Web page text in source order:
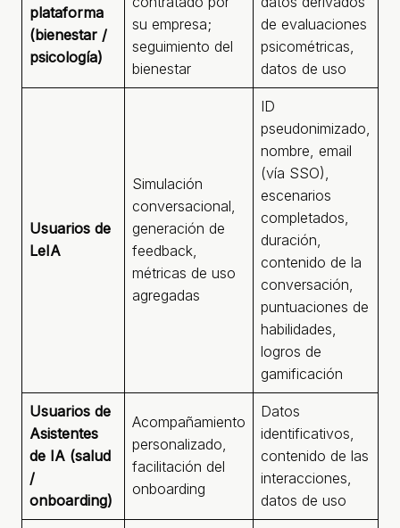
plataforma
(bienestar /
psicología)
su empresa;
seguimiento del
bienestar
de evaluaciones
psicométricas,
datos de uso
Usuarios de
LeIA
Simulación
conversacional,
generación de
feedback,
métricas de uso
agregadas
ID
pseudonimizado,
nombre, email
(vía SSO),
escenarios
completados,
duración,
contenido de la
conversación,
puntuaciones de
habilidades,
logros de
gamificación
Usuarios de
Asistentes
de IA (salud
/
onboarding)
Acompañamiento
personalizado,
facilitación del
onboarding
Datos
identificativos,
contenido de las
interacciones,
datos de uso